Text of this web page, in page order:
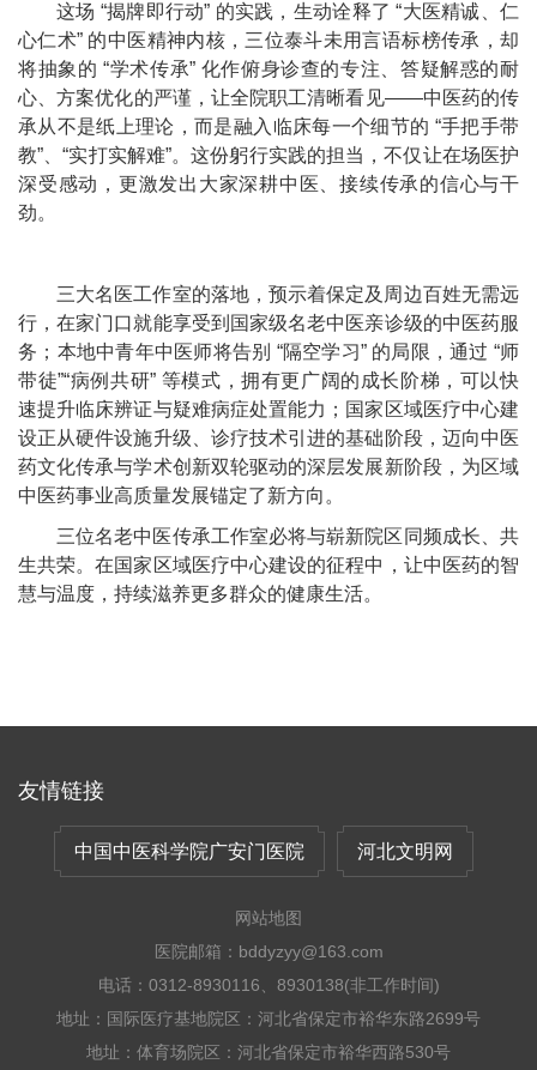
这场 “揭牌即行动” 的实践，生动诠释了 “大医精诚、仁
心仁术” 的中医精神内核，三位泰斗未用言语标榜传承，却
将抽象的 “学术传承” 化作俯身诊查的专注、答疑解惑的耐
心、方案优化的严谨，让全院职工清晰看见——中医药的传
承从不是纸上理论，而是融入临床每一个细节的 “手把手带
教”、“实打实解难”。这份躬行实践的担当，不仅让在场医护
深受感动，更激发出大家深耕中医、接续传承的信心与干
劲。
三大名医工作室的落地，预示着保定及周边百姓无需远
行，在家门口就能享受到国家级名老中医亲诊级的中医药服
务；本地中青年中医师将告别 “隔空学习” 的局限，通过 “师
带徒”“病例共研” 等模式，拥有更广阔的成长阶梯，可以快
速提升临床辨证与疑难病症处置能力；国家区域医疗中心建
设正从硬件设施升级、诊疗技术引进的基础阶段，迈向中医
药文化传承与学术创新双轮驱动的深层发展新阶段，为区域
中医药事业高质量发展锚定了新方向。
三位名老中医传承工作室必将与崭新院区同频成长、共
生共荣。在国家区域医疗中心建设的征程中，让中医药的智
慧与温度，持续滋养更多群众的健康生活。
友情链接
中国中医科学院广安门医院 河北文明网
网站地图
医院邮箱：bddyzyy@163.com
电话：0312-8930116、8930138(非工作时间)
地址：国际医疗基地院区：河北省保定市裕华东路2699号
地址：体育场院区：河北省保定市裕华西路530号